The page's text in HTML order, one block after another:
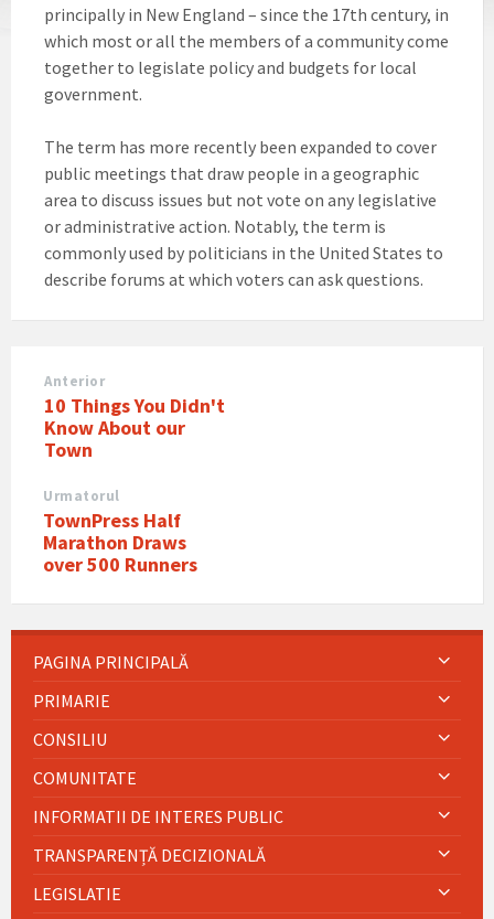
principally in New England – since the 17th century, in
which most or all the members of a community come
together to legislate policy and budgets for local
government.
The term has more recently been expanded to cover
public meetings that draw people in a geographic
area to discuss issues but not vote on any legislative
or administrative action. Notably, the term is
commonly used by politicians in the United States to
describe forums at which voters can ask questions.
Anterior
10 Things You Didn't
Know About our
Town
Urmatorul
TownPress Half
Marathon Draws
over 500 Runners
PAGINA PRINCIPALĂ
PRIMARIE
CONSILIU
COMUNITATE
INFORMATII DE INTERES PUBLIC
TRANSPARENȚĂ DECIZIONALĂ
LEGISLATIE